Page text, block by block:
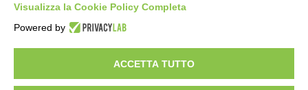
JAZZaltro: il quartetto di Luigi
Martinale e l’Orchestra da Camera del
Conservatorio Ghedini di Cuneo
Visualizza la Cookie Policy Completa
Powered by
ACCETTA TUTTO